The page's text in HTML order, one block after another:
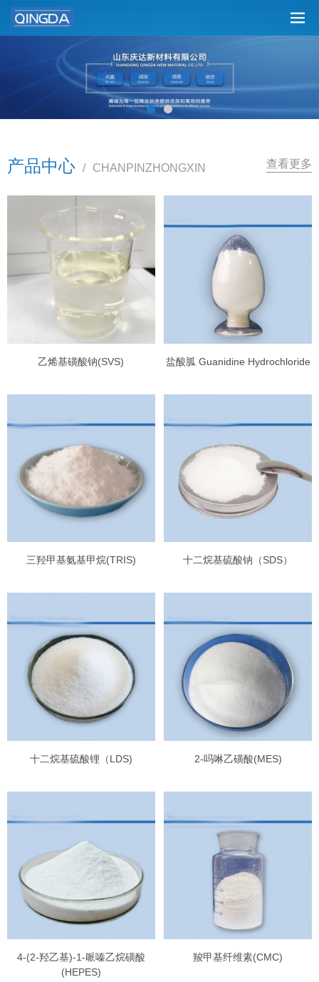
产品中心 / CHANPINZHONGXIN 查看更多
乙烯基磺酸钠(SVS) 盐酸胍 Guanidine Hydrochloride
三羟甲基氨基甲烷(TRIS) 十二烷基硫酸钠（SDS）
十二烷基硫酸锂（LDS) 2-吗啉乙磺酸(MES)
4-(2-羟乙基)-1-哌嗪乙烷磺酸
(HEPES)
羧甲基纤维素(CMC)